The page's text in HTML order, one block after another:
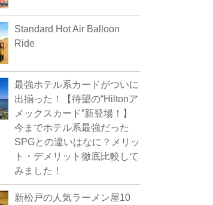
Standard Hot Air Balloon
Ride
最強ホテル系カードがついに
出揃った！【待望の“Hiltonア
メックスカード”新登場！】
今までホテル系最強だった
SPGとの違いはなに？メリッ
ト・デメリット徹底比較して
みました！
新松戸の人気ラーメン屋10